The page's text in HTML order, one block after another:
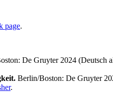
page.
De Gruyter 2024 (Deutsch
Berlin/Boston: De Gruyter
.